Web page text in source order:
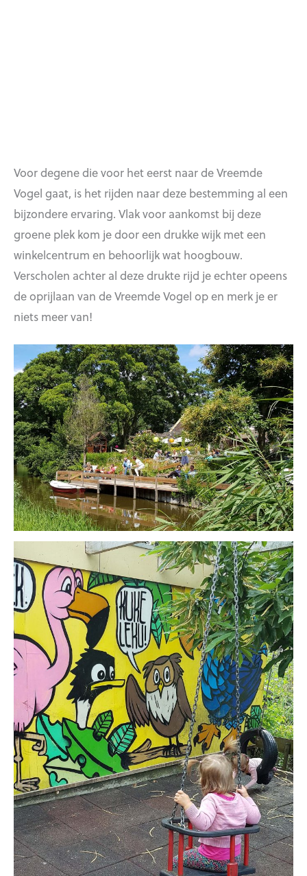
Voor degene die voor het eerst naar de Vreemde
Vogel gaat, is het rijden naar deze bestemming al een
bijzondere ervaring. Vlak voor aankomst bij deze
groene plek kom je door een drukke wijk met een
winkelcentrum en behoorlijk wat hoogbouw.
Verscholen achter al deze drukte rijd je echter opeens
de oprijlaan van de Vreemde Vogel op en merk je er
niets meer van!